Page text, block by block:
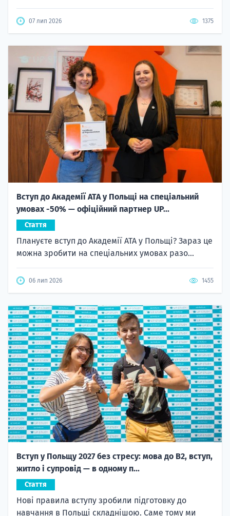
07 лип 2026 1375
Вступ до Академії ATA у Польщі на спеціальний
умовах -50% — офіційний партнер UP...
Стаття
Плануєте вступ до Академії ATA у Польщі? Зараз це
можна зробити на спеціальних умовах разо...
06 лип 2026 1455
Вступ у Польщу 2027 без стресу: мова до B2, вступ,
житло і супровід — в одному п...
Стаття
Нові правила вступу зробили підготовку до
навчання в Польщі складнішою. Саме тому ми